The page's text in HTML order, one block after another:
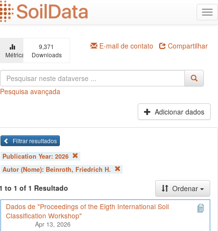
Ir
para
o
principal
Métricas
9,371
Downloads
E-mail de contato Compartilhar
Pesquisa avançada
Adicionar dados
Filtrar resultados
Publication Year: 2026
Autor (Nome): Beinroth, Friedrich H.
to 1 of 1 Resultado
Ordenar
Dados de "Proceedings of the Eigth International Soil
Classification Workshop"
Apr 13, 2026